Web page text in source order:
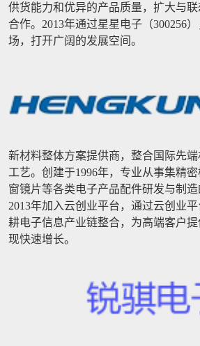
供货能力和优异的产品质量，扩大与
合作。2013年通过星星电子（300256
场，打开广阔的发展空间。
新材料整体方案提供商，整合国际先
工艺。创建于1996年，专业从事集精
窗镜片等各类电子产品配件研发与制造
2013年加入云创业平台，通过云创业
耕电子信息产业链整合，为高端客户
现快速增长。